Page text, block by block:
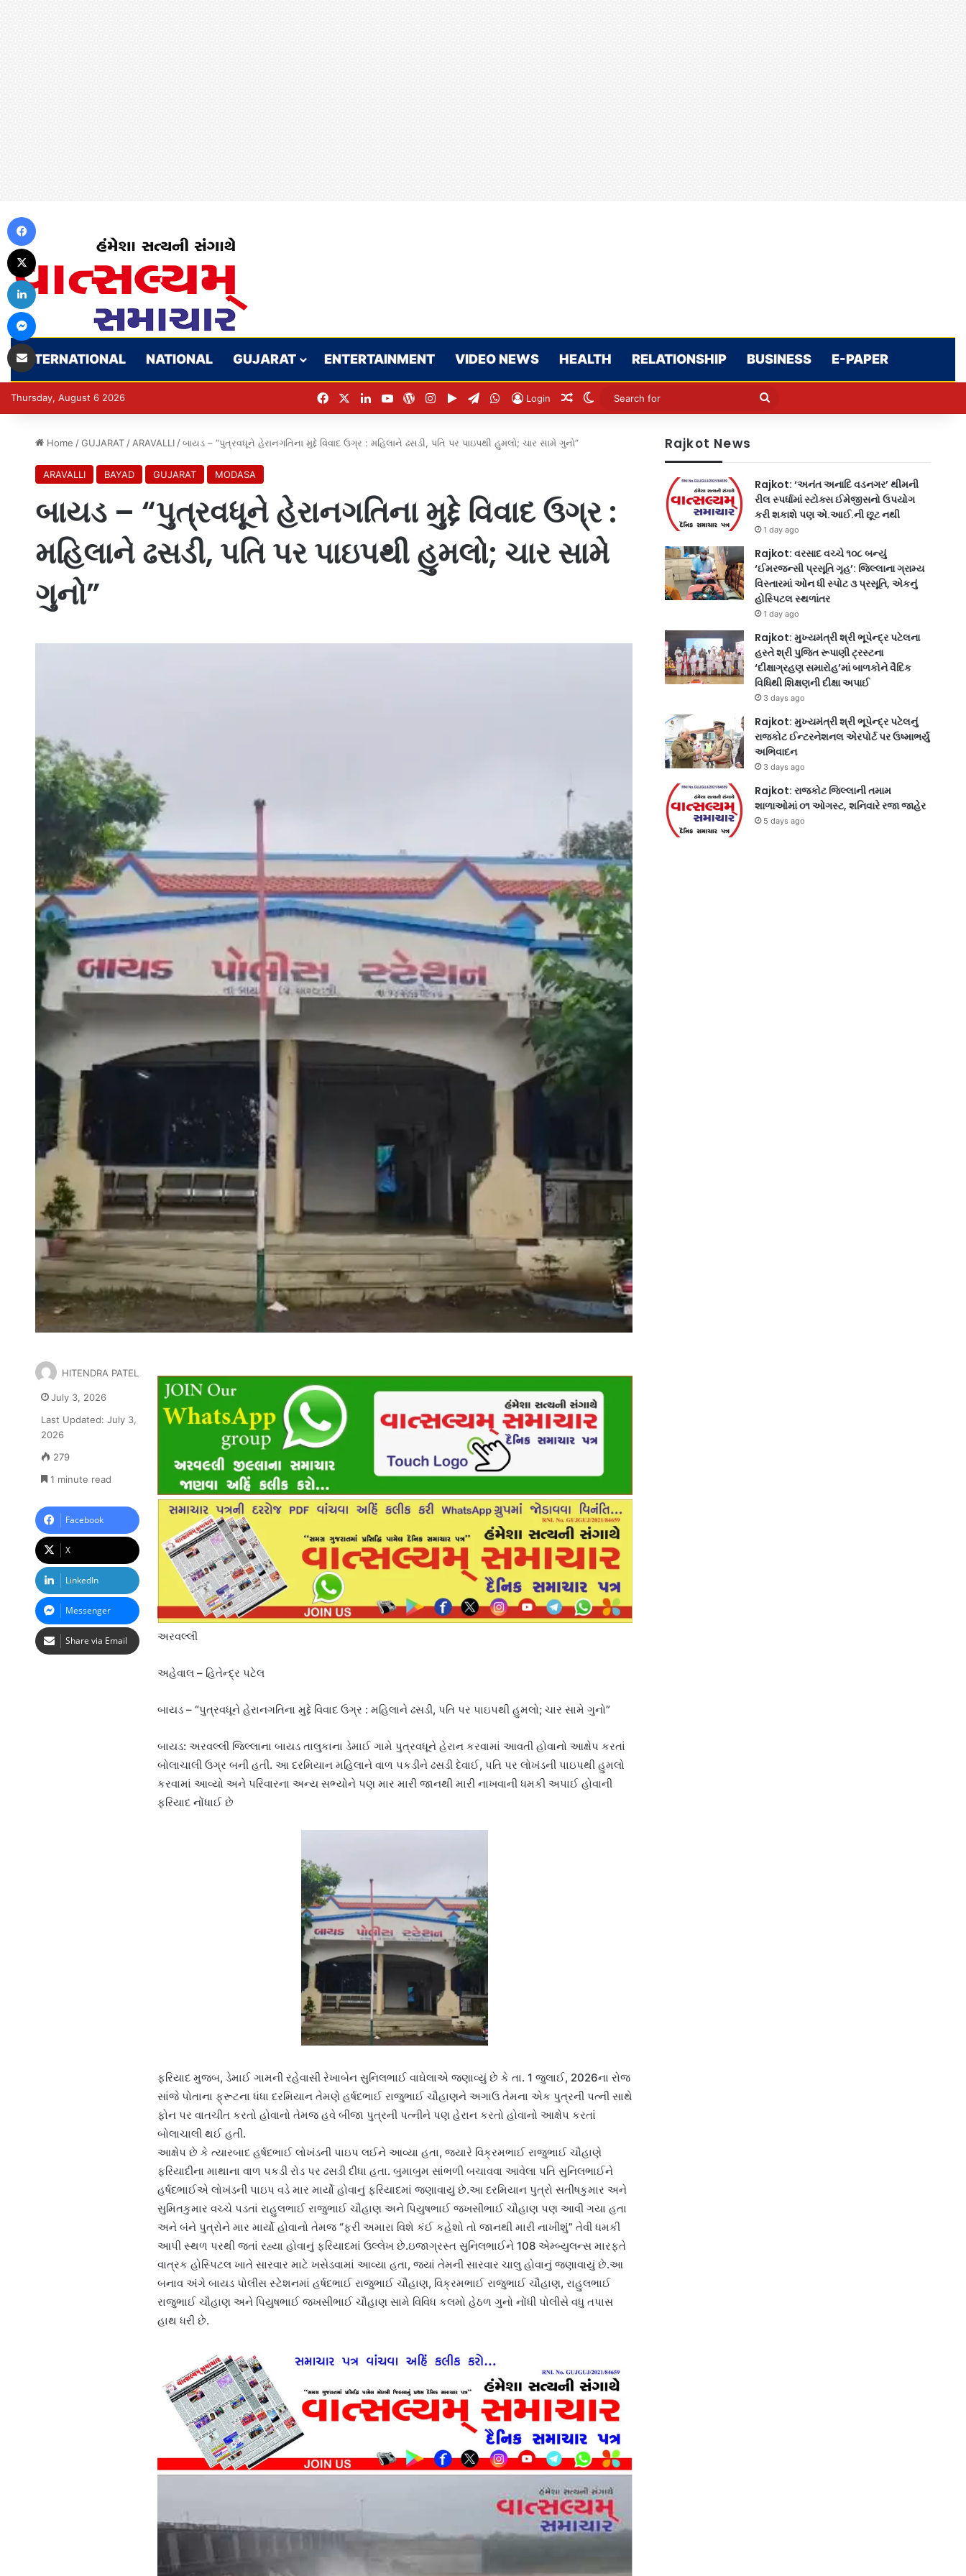
INTERNATIONAL NATIONAL GUJARAT ENTERTAINMENT VIDEO NEWS HEALTH RELATIONSHIP BUSINESS E-PAPER
Thursday, August 6 2026 FacebookLinkedInYouTubeWordPress
Instagram
Google Play
TelegramWhatsApp
Login Random Article
Switch skin
Search
Home / GUJARAT / ARAVALLI / બાયડ – “પુત્રવધૂને હેરાનગતિના મુદ્દે વિવાદ ઉગ્ર : મહિલાને ઢસડી, પતિ પર પાઇપથી હુમલો; ચાર સામે ગુનો”
ARAVALLI BAYAD GUJARAT MODASA
બાયડ – “પુત્રવધૂને હેરાનગતિના મુદ્દે વિવાદ ઉગ્ર :
મહિલાને ઢસડી, પતિ પર પાઇપથી હુમલો; ચાર સામે
ગુનો”
અરવલ્લી
અહેવાલ – હિતેન્દ્ર પટેલ
બાયડ – “પુત્રવધૂને હેરાનગતિના મુદ્દે વિવાદ ઉગ્ર : મહિલાને ઢસડી, પતિ પર પાઇપથી હુમલો; ચાર સામે ગુનો”
બાયડ: અરવલ્લી જિલ્લાના બાયડ તાલુકાના ડેમાઈ ગામે પુત્રવધૂને હેરાન કરવામાં આવતી હોવાનો આક્ષેપ કરતાં
બોલાચાલી ઉગ્ર બની હતી. આ દરમિયાન મહિલાને વાળ પકડીને ઢસડી દેવાઈ, પતિ પર લોખંડની પાઇપથી હુમલો
કરવામાં આવ્યો અને પરિવારના અન્ય સભ્યોને પણ માર મારી જાનથી મારી નાખવાની ધમકી અપાઈ હોવાની
ફરિયાદ નોંધાઈ છે
ફરિયાદ મુજબ, ડેમાઈ ગામની રહેવાસી રેખાબેન સુનિલભાઈ વાઘેલાએ જણાવ્યું છે કે તા. 1 જુલાઈ, 2026ના રોજ
સાંજે પોતાના ફ્રૂટના ધંધા દરમિયાન તેમણે હર્ષદભાઈ રાજુભાઈ ચૌહાણને અગાઉ તેમના એક પુત્રની પત્ની સાથે
ફોન પર વાતચીત કરતો હોવાનો તેમજ હવે બીજા પુત્રની પત્નીને પણ હેરાન કરતો હોવાનો આક્ષેપ કરતાં
બોલાચાલી થઈ હતી.
આક્ષેપ છે કે ત્યારબાદ હર્ષદભાઈ લોખંડની પાઇપ લઈને આવ્યા હતા, જ્યારે વિક્રમભાઈ રાજુભાઈ ચૌહાણે
ફરિયાદીના માથાના વાળ પકડી રોડ પર ઢસડી દીધા હતા. બુમાબુમ સાંભળી બચાવવા આવેલા પતિ સુનિલભાઈને
હર્ષદભાઈએ લોખંડની પાઇપ વડે માર માર્યો હોવાનું ફરિયાદમાં જણાવાયું છે.આ દરમિયાન પુત્રો સતીષકુમાર અને
સુમિતકુમાર વચ્ચે પડતાં રાહુલભાઈ રાજુભાઈ ચૌહાણ અને પિયુષભાઈ જખસીભાઈ ચૌહાણ પણ આવી ગયા હતા
અને બંને પુત્રોને માર માર્યો હોવાનો તેમજ “ફરી અમારા વિશે કંઈ કહેશો તો જાનથી મારી નાખીશું” તેવી ધમકી
આપી સ્થળ પરથી જતાં રહ્યા હોવાનું ફરિયાદમાં ઉલ્લેખ છે.ઇજાગ્રસ્ત સુનિલભાઈને 108 એમ્બ્યુલન્સ મારફતે
વાત્રક હોસ્પિટલ ખાતે સારવાર માટે ખસેડવામાં આવ્યા હતા, જ્યાં તેમની સારવાર ચાલુ હોવાનું જણાવાયું છે.આ
બનાવ અંગે બાયડ પોલીસ સ્ટેશનમાં હર્ષદભાઈ રાજુભાઈ ચૌહાણ, વિક્રમભાઈ રાજુભાઈ ચૌહાણ, રાહુલભાઈ
રાજુભાઈ ચૌહાણ અને પિયુષભાઈ જખસીભાઈ ચૌહાણ સામે વિવિધ કલમો હેઠળ ગુનો નોંધી પોલીસે વધુ તપાસ
હાથ ધરી છે.
HITENDRA PATEL
July 3, 2026
Last Updated: July 3,
2026
279
1 minute read
Facebook
X
LinkedIn
Messenger
Share via Email
Rajkot News
Rajkot: ‘અનંત અનાદિ વડનગર’ થીમની
રીલ સ્પર્ધામાં સ્ટોક્સ ઈમેજીસનો ઉપયોગ
કરી શકાશે પણ એ.આઈ.ની છૂટ નથી
1 day ago
Rajkot: વરસાદ વચ્ચે ૧૦૮ બન્યું
‘ઈમરજન્સી પ્રસૂતિ ગૃહ’: જિલ્લાના ગ્રામ્ય
વિસ્તારમાં ઓન ધી સ્પોટ ૩ પ્રસૂતિ, એકનું
હોસ્પિટલ સ્થળાંતર
1 day ago
Rajkot: મુખ્યમંત્રી શ્રી ભૂપેન્દ્ર પટેલના
હસ્તે શ્રી પુજિત રૂપાણી ટ્રસ્ટના
‘દીક્ષાગ્રહણ સમારોહ’માં બાળકોને વૈદિક
વિધિથી શિક્ષણની દીક્ષા અપાઈ
3 days ago
Rajkot: મુખ્યમંત્રી શ્રી ભૂપેન્દ્ર પટેલનું
રાજકોટ ઈન્ટરનેશનલ એરપોર્ટ પર ઉષ્માભર્યું
અભિવાદન
3 days ago
Rajkot: રાજકોટ જિલ્લાની તમામ
શાળાઓમાં ૦૧ ઓગસ્ટ, શનિવારે રજા જાહેર
5 days ago
LinkedIn